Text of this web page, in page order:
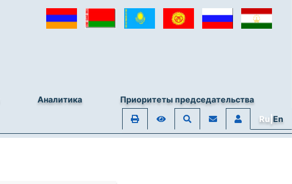
Аналитика
Приоритеты председательства
Ru|En